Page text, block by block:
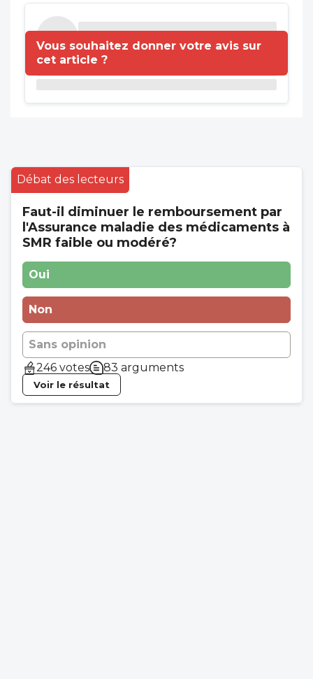
Vous souhaitez donner votre avis sur
cet article ?
Débat des lecteurs
Faut-il diminuer le remboursement par
l'Assurance maladie des médicaments à
SMR faible ou modéré?
Oui
Non
Sans opinion
246 votes
83 arguments
Voir le résultat